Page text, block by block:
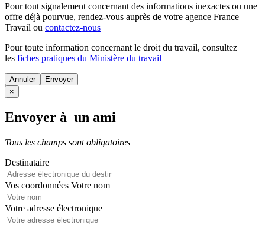
Pour tout signalement concernant des informations inexactes ou une
offre déjà pourvue, rendez-vous auprès de votre agence France
Travail ou contactez-nous
Pour toute information concernant le droit du travail, consultez
les fiches pratiques du Ministère du travail
Annuler
×
Envoyer à un ami
Tous les champs sont obligatoires
Destinataire
Vos coordonnées Votre nom
Votre adresse électronique